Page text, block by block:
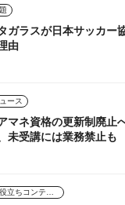
ガラスが日本サッカー
由
ース
マネ資格の更新制廃
未受講には業務禁止も